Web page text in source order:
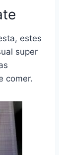
estes
super
comer.